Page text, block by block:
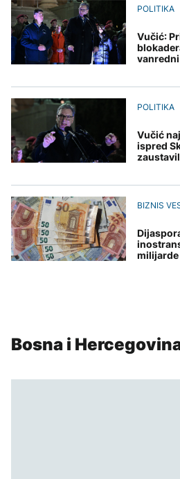
POLITIKA
Vučić:
POLITIKA
Vučić
ispred
BIZNIS
milijarde
Bosna i